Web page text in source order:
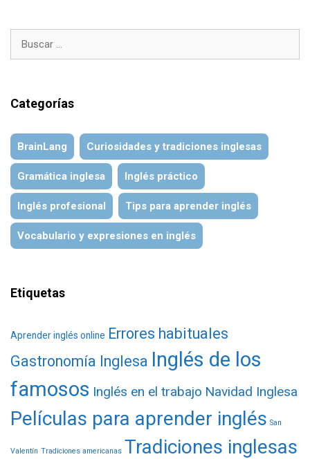
Categorías
BrainLang Curiosidades y tradiciones inglesas
Gramática inglesa Inglés práctico
Inglés profesional Tips para aprender inglés
Vocabulario y expresiones en inglés
Etiquetas
Aprender inglés online Errores habituales
Gastronomía Inglesa Inglés de los
famosos Inglés en el trabajo Navidad Inglesa
Películas para aprender inglés San
Valentín Tradiciones americanas Tradiciones inglesas